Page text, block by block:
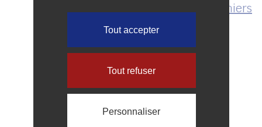
Temps Retrouvé de Coulommiers
Bénéficiez du pass culture !
Inscription à la Culturelle
Les ateliers culturels
Rentrée 2026-2027
Tout accepter
Tout refuser
Personnaliser